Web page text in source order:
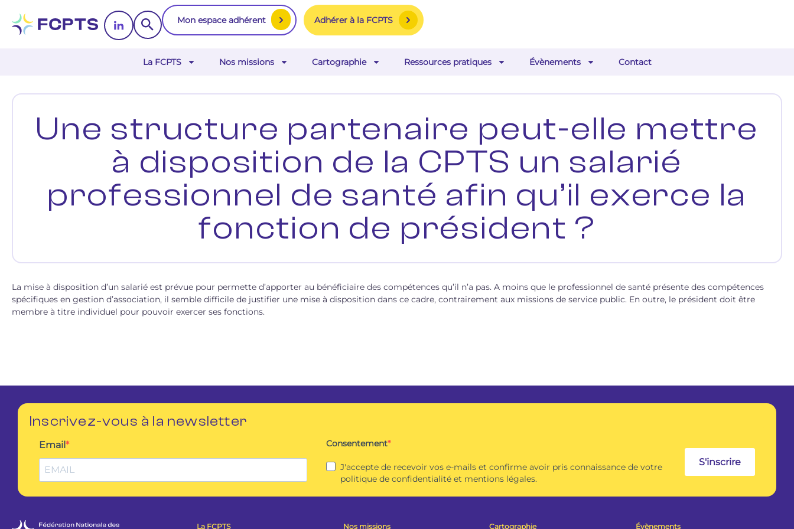
Mon espace adhérent Adhérer à la FCPTS
La FCPTS Nos missions Cartographie Ressources pratiques Évènements Contact
Une structure partenaire peut-elle mettre
à disposition de la CPTS un salarié
professionnel de santé afin qu’il exerce la
fonction de président ?
La mise à disposition d’un salarié est prévue pour permette d’apporter au bénéficiaire des compétences qu’il n’a pas. A moins que le professionnel de santé présente des compétences
spécifiques en gestion d’association, il semble difficile de justifier une mise à disposition dans ce cadre, contrairement aux missions de service public. En outre, le président doit être
membre à titre individuel pour pouvoir exercer ses fonctions.
Inscrivez-vous à la newsletter
Email Consentement
J'accepte de recevoir vos e-mails et confirme avoir pris connaissance de votre
politique de confidentialité et mentions légales.
S'inscrire
La FCPTS Nos missions Cartographie Évènements